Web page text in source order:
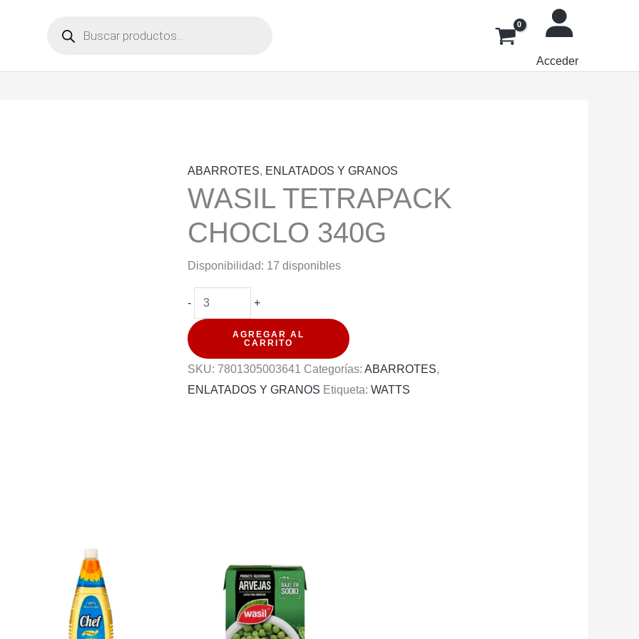
productos
Acceder
ABARROTES, ENLATADOS Y GRANOS
WASIL TETRAPACK
CHOCLO 340G
Disponibilidad: 17 disponibles
-
WASIL
TETRAPACK
CHOCLO
340G
+
AGREGAR AL
CARRITO
SKU: 7801305003641 Categorías:ABARROTES,
ENLATADOS Y GRANOS Etiqueta:WATTS